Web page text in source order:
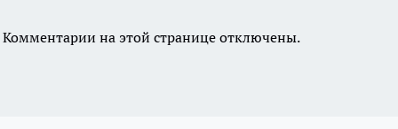
Комментарии на этой странице отключены.